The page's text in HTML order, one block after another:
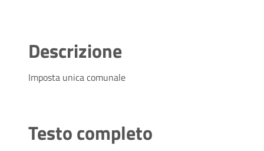
Descrizione
Imposta unica comunale
Testo completo